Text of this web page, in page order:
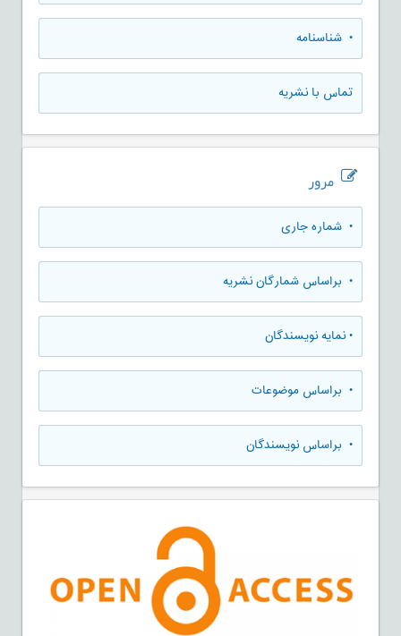
• شناسنامه
تماس با نشریه
مرور
• شماره جاری
• براساس شمارگان نشریه
•نمایه نویسندگان
• براساس موضوعات
• براساس نویسندگان